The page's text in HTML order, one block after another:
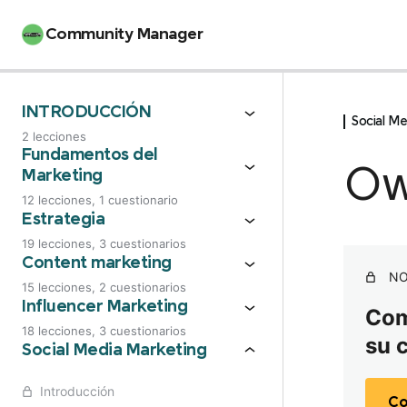
Community Manager
INTRODUCCIÓN
Manifiesto del estudiante
2 lecciones
Fundamentos del
Marketing
Fundamentos: Introducción
Hitos de la comunicación
Tradicional Vs Digital
Marcas: Branding
12 lecciones, 1 cuestionario
Estrategia
El poder de una buena estrategia
Buyer persona
El customer Journey
19 lecciones, 3 cuestionarios
Content marketing
Introducción
Creatividad en función del ROI
15 lecciones, 2 cuestionarios
Influencer Marketing
Introducción
Diferenciales
18 lecciones, 3 cuestionarios
Social Media Marketing
Introducción
Social
su